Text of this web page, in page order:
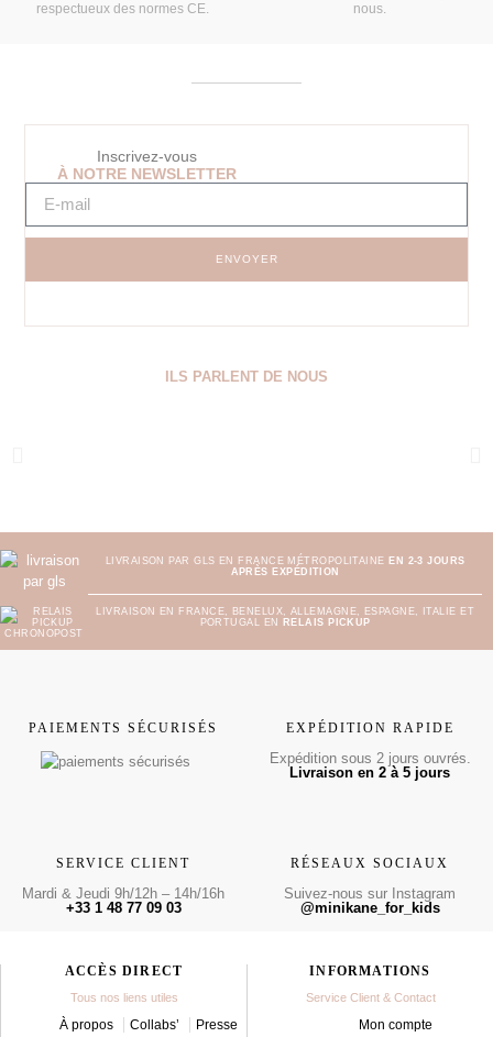
respectueux des normes CE.
nous.
Inscrivez-vous
À NOTRE NEWSLETTER
ENVOYER
ILS PARLENT DE NOUS
LIVRAISON PAR GLS EN FRANCE MÉTROPOLITAINE EN 2-3 JOURS
APRÈS EXPÉDITION
LIVRAISON EN FRANCE, BENELUX, ALLEMAGNE, ESPAGNE, ITALIE ET
PORTUGAL EN
RELAIS PICKUP
PAIEMENTS SÉCURISÉS EXPÉDITION RAPIDE
Expédition sous 2 jours ouvrés.
Livraison en 2 à 5 jours
SERVICE CLIENT
Mardi & Jeudi 9h/12h – 14h/16h
+33 1 48 77 09 03
RÉSEAUX SOCIAUX
Suivez-nous sur Instagram
@minikane_for_kids
ACCÈS DIRECT
Tous nos liens utiles
À propos Collabs’
Presse
INFORMATIONS
Service Client & Contact
Mon compte